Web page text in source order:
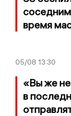
время
05/08 13:30
«Вы же
в